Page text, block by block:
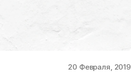
20 Февраля, 2019